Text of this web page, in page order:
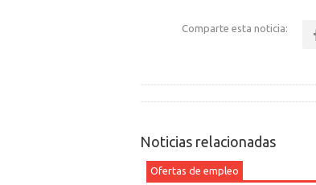
Comparte esta noticia:
Noticias relacionadas
Ofertas de empleo